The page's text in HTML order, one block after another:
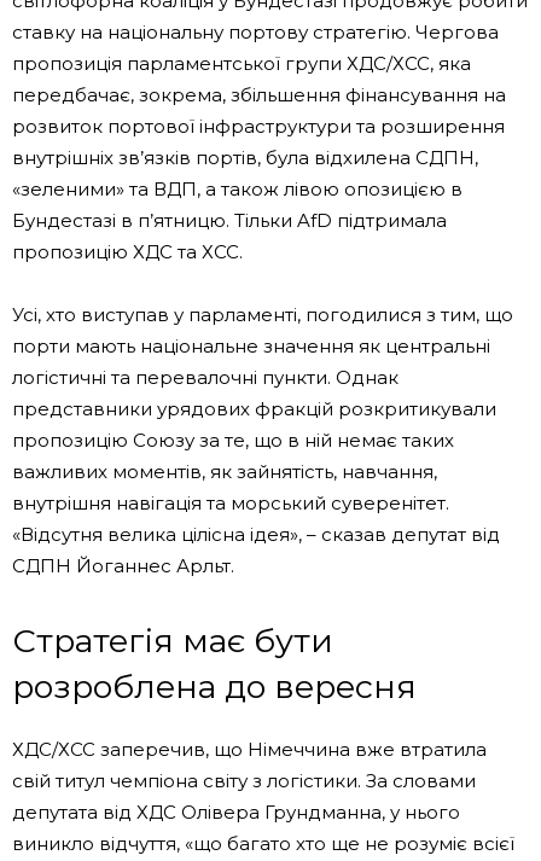
ставку на національну портову стратегію. Чергова
пропозиція парламентської групи ХДС/ХСС, яка
передбачає, зокрема, збільшення фінансування на
розвиток портової інфраструктури та розширення
внутрішніх зв’язків портів, була відхилена СДПН,
«зеленими» та ВДП, а також лівою опозицією в
Бундестазі в п’ятницю. Тільки AfD підтримала
пропозицію ХДС та ХСС.
Усі, хто виступав у парламенті, погодилися з тим, що
порти мають національне значення як центральні
логістичні та перевалочні пункти. Однак
представники урядових фракцій розкритикували
пропозицію Союзу за те, що в ній немає таких
важливих моментів, як зайнятість, навчання,
внутрішня навігація та морський суверенітет.
«Відсутня велика цілісна ідея», – сказав депутат від
СДПН Йоганнес Арльт.
Стратегія має бути
розроблена до вересня
ХДС/ХСС заперечив, що Німеччина вже втратила
свій титул чемпіона світу з логістики. За словами
депутата від ХДС Олівера Грундманна, у нього
виникло відчуття, «що багато хто ще не розуміє всієї